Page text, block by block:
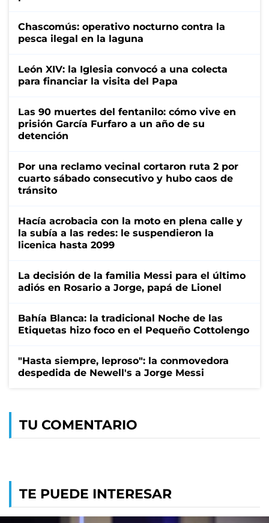
Chascomús: operativo nocturno contra la
pesca ilegal en la laguna
León XIV: la Iglesia convocó a una colecta
para financiar la visita del Papa
Las 90 muertes del fentanilo: cómo vive en
prisión García Furfaro a un año de su
detención
Por una reclamo vecinal cortaron ruta 2 por
cuarto sábado consecutivo y hubo caos de
tránsito
Hacía acrobacia con la moto en plena calle y
la subía a las redes: le suspendieron la
licenica hasta 2099
La decisión de la familia Messi para el último
adiós en Rosario a Jorge, papá de Lionel
Bahía Blanca: la tradicional Noche de las
Etiquetas hizo foco en el Pequeño Cottolengo
"Hasta siempre, leproso": la conmovedora
despedida de Newell's a Jorge Messi
TU COMENTARIO
TE PUEDE INTERESAR